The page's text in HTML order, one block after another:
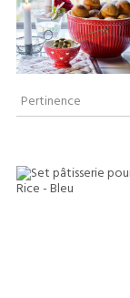
Pertinence